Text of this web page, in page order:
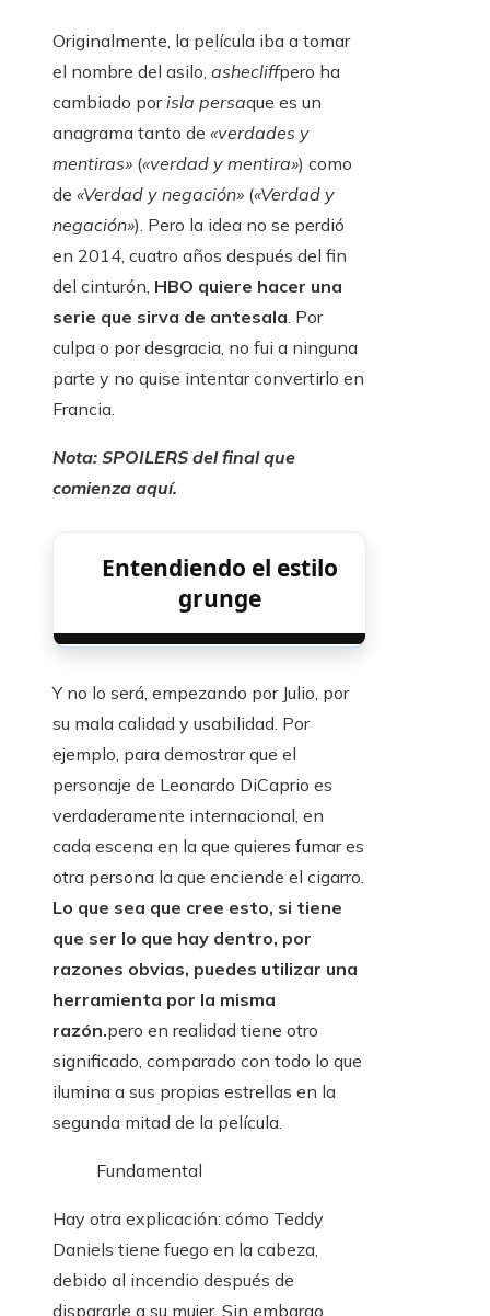
Originalmente, la película iba a tomar
el nombre del asilo, ashecliffpero ha
cambiado porisla persaque es un
anagrama tanto de «verdades y
mentiras» («verdad y mentira») como
de «Verdad y negación» («Verdad y
negación»). Pero la idea no se perdió
en 2014, cuatro años después del fin
del cinturón, HBO quiere hacer una
serie que sirva de antesala. Por
culpa o por desgracia, no fui a ninguna
parte y no quise intentar convertirlo en
Francia.
Nota: SPOILERS del final que
comienza aquí.
Entendiendo el estilo
grunge
Y no lo será, empezando por Julio, por
su mala calidad y usabilidad. Por
ejemplo, para demostrar que el
personaje de Leonardo DiCaprio es
verdaderamente internacional, en
cada escena en la que quieres fumar es
otra persona la que enciende el cigarro.
Lo que sea que cree esto, si tiene
que ser lo que hay dentro, por
razones obvias, puedes utilizar una
herramienta por la misma
razón.pero en realidad tiene otro
significado, comparado con todo lo que
ilumina a sus propias estrellas en la
segunda mitad de la película.
Fundamental
Hay otra explicación: cómo Teddy
Daniels tiene fuego en la cabeza,
debido al incendio después de
dispararle a su mujer. Sin embargo,